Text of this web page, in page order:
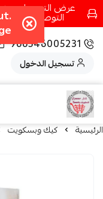
التوصيل في
966546005231
تسجيل الدخول
الرئيسية كيك وبسكويت